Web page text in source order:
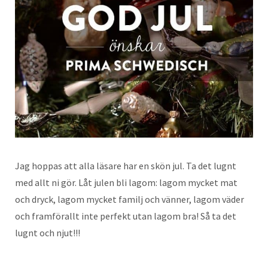
Jag hoppas att alla läsare har en skön jul. Ta det lugnt
med allt ni gör. Låt julen bli lagom: lagom mycket mat
och dryck, lagom mycket familj och vänner, lagom väder
och framförallt inte perfekt utan lagom bra! Så ta det
lugnt och njut!!!